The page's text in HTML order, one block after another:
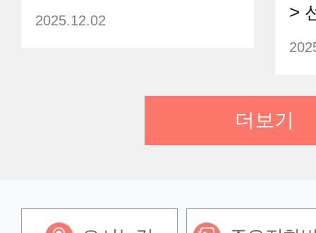
2025.12.02
>
언
더보기